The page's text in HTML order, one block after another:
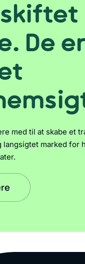
De
med til at skabe et
marked for